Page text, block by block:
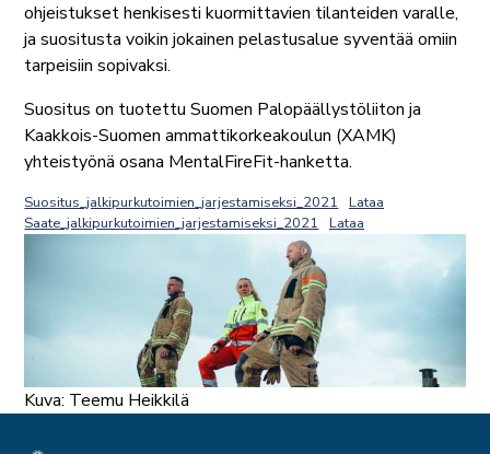
ohjeistukset henkisesti kuormittavien tilanteiden varalle,
ja suositusta voikin jokainen pelastusalue syventää omiin
tarpeisiin sopivaksi.
Suositus on tuotettu Suomen Palopäällystöliiton ja
Kaakkois-Suomen ammattikorkeakoulun (XAMK)
yhteistyönä osana MentalFireFit-hanketta.
Suositus_jalkipurkutoimien_jarjestamiseksi_2021
Lataa
Saate_jalkipurkutoimien_jarjestamiseksi_2021
Lataa
Kuva: Teemu Heikkilä